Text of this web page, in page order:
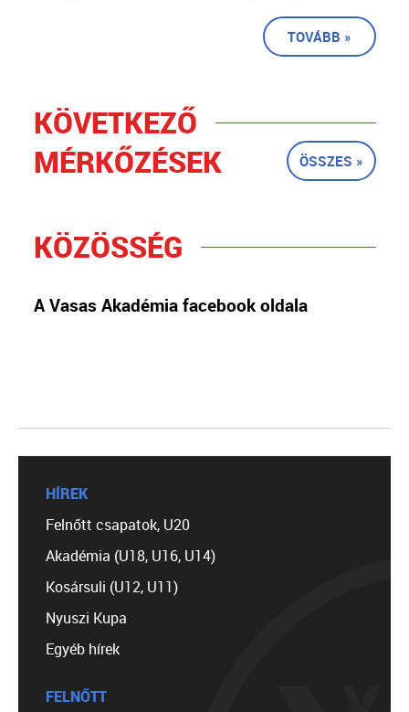
TOVÁBB »
KÖVETKEZŐ
MÉRKŐZÉSEK
ÖSSZES »
KÖZÖSSÉG
A Vasas Akadémia facebook oldala
HÍREK
Felnőtt csapatok, U20
Akadémia (U18, U16, U14)
Kosársuli (U12, U11)
Nyuszi Kupa
Egyéb hírek
FELNŐTT